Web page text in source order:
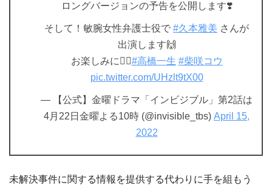
ロングバージョンの予告を公開します❣️
そして！敏腕女性弁護士役で #久本雅美 さんが
出演します🙌
お楽しみに💁‍♀️#高橋一生 #柴咲コウ
pic.twitter.com/UHzlt9tX00
— 【公式】金曜ドラマ「インビジブル」第2話は
4月22日金曜よる10時 (@invisible_tbs) April 15,
2022
未解決事件に関する情報を提供する代わりに手を組もう